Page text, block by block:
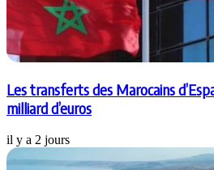
Les transferts des Marocains
milliard d’euros
il y a 2 jours